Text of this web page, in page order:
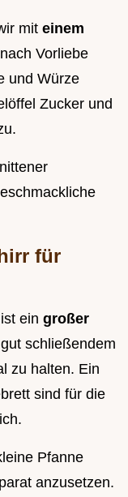
mit einem
Vorliebe
und Würze
Zucker und
für
ein großer
schließendem
zu halten. Ein
sind für die
Pfanne
anzusetzen.